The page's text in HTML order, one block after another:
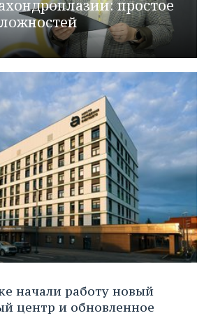
простое
начали работу новый
центр и обновленное